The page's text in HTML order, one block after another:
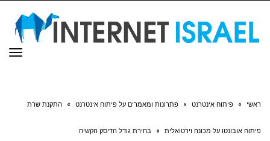
ראשי » פיתוח אינטרנט » פתרונות ומאמרים על פיתוח אינטרנט » התקנת שרת
פיתוח אובונטו על מכונה וירטואלית » בחירת גודל הדיסק הקשיח